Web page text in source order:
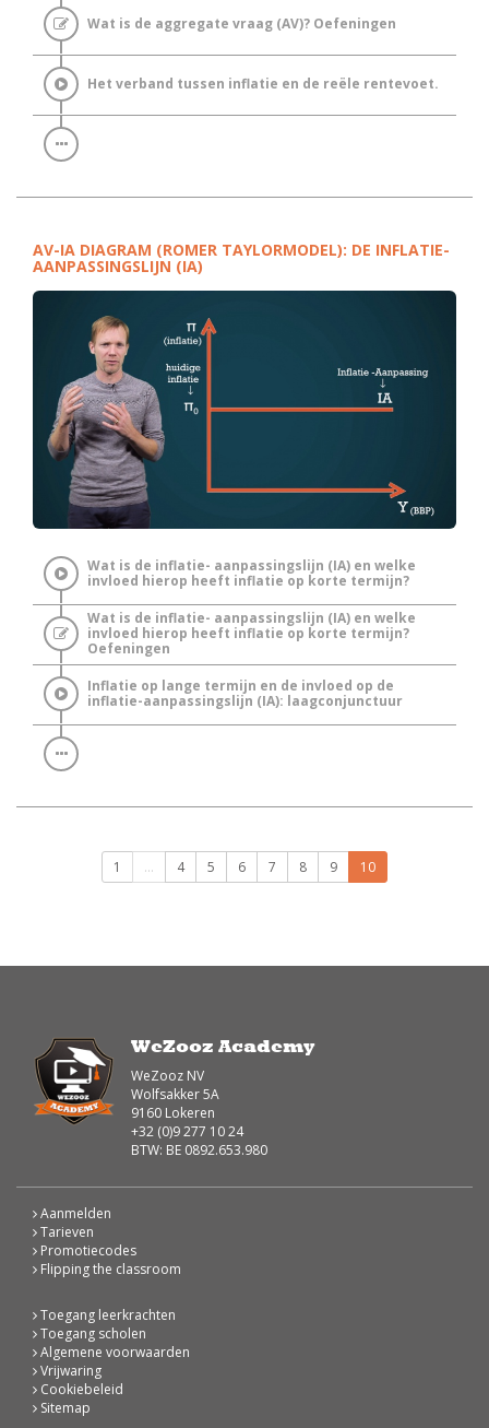
Wat is de aggregate vraag (AV)? Oefeningen
Het verband tussen inflatie en de reële rentevoet.
AV-IA DIAGRAM (ROMER TAYLORMODEL): DE INFLATIE-
AANPASSINGSLIJN (IA)
Wat is de inflatie- aanpassingslijn (IA) en welke
invloed hierop heeft inflatie op korte termijn?
Wat is de inflatie- aanpassingslijn (IA) en welke
invloed hierop heeft inflatie op korte termijn?
Oefeningen
Inflatie op lange termijn en de invloed op de
inflatie-aanpassingslijn (IA): laagconjunctuur
1 ... 4 5 6 7 8 9 10
WeZooz Academy
WeZooz NV
Wolfsakker 5A
9160 Lokeren
+32 (0)9 277 10 24
BTW: BE 0892.653.980
Aanmelden
Tarieven
Promotiecodes
Flipping the classroom
Toegang leerkrachten
Toegang scholen
Algemene voorwaarden
Vrijwaring
Cookiebeleid
Sitemap